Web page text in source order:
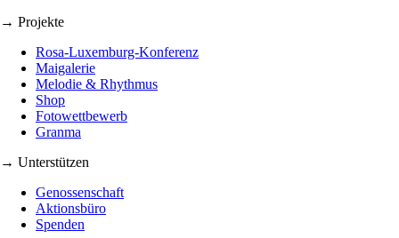
→ Projekte
Rosa-Luxemburg-Konferenz
Maigalerie
Melodie & Rhythmus
Shop
Fotowettbewerb
Granma
→ Unterstützen
Genossenschaft
Aktionsbüro
Spenden